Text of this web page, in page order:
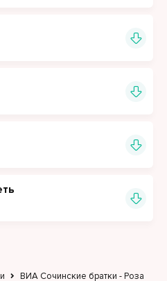
ВИА Сочинские братки - Роза